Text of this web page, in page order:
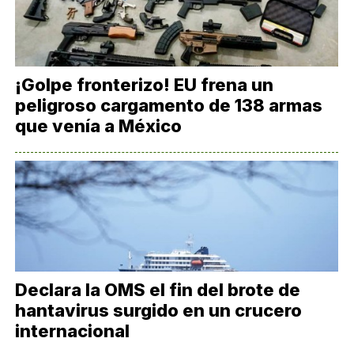
¡Golpe fronterizo! EU frena un
peligroso cargamento de 138 armas
que venía a México
Declara la OMS el fin del brote de
hantavirus surgido en un crucero
internacional